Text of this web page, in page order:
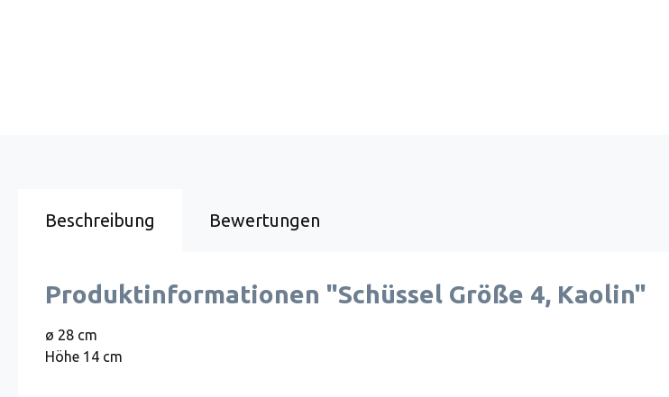
Beschreibung Bewertungen
Produktinformationen "Schüssel Größe 4, Kaolin"
ø 28 cm
Höhe 14 cm